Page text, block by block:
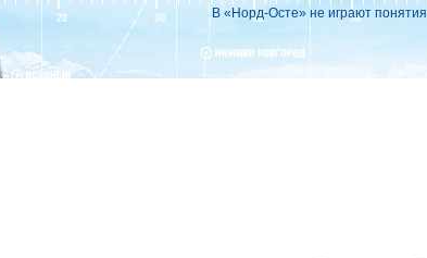
В «Норд-Осте» не играют